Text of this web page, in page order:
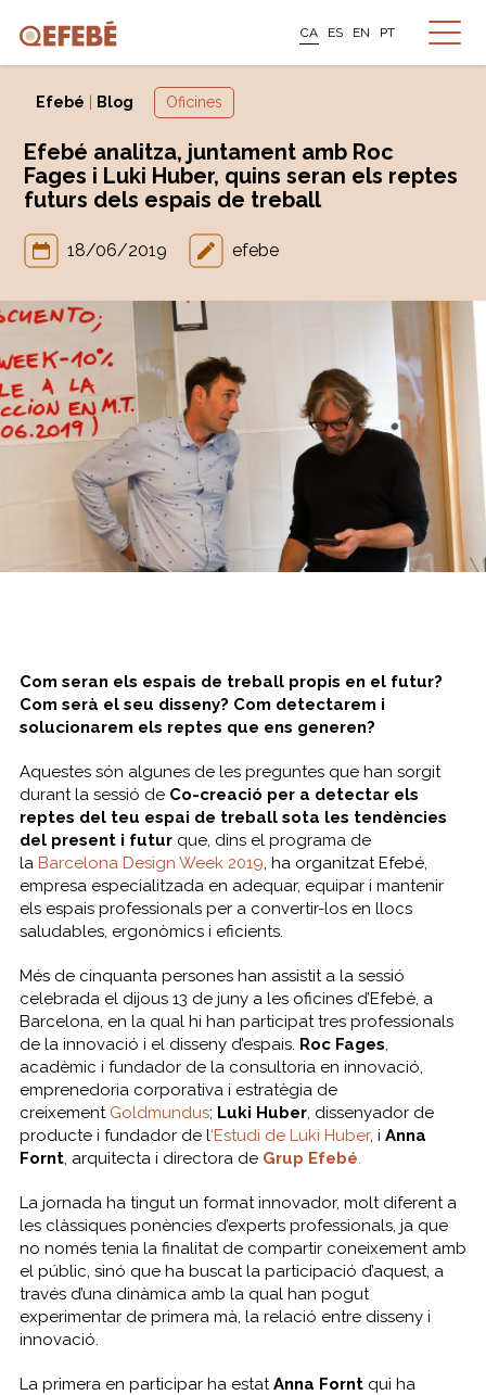
CA ES EN PT
Efebé Blog Oficines
Efebé analitza, juntament amb Roc
Fages i Luki Huber, quins seran els reptes
futurs dels espais de treball
18/06/2019 efebe
Com seran els espais de treball propis en el futur?
Com serà el seu disseny? Com detectarem i
solucionarem els reptes que ens generen?
Aquestes són algunes de les preguntes que han sorgit
durant la sessió de Co-creació per a detectar els
reptes del teu espai de treball sota les tendències
del present i futur que, dins el programa de
la Barcelona Design Week 2019, ha organitzat Efebé,
empresa especialitzada en adequar, equipar i mantenir
els espais professionals per a convertir-los en llocs
saludables, ergonòmics i eficients.
Més de cinquanta persones han assistit a la sessió
celebrada el dijous 13 de juny a les oficines d’Efebé, a
Barcelona, en la qual hi han participat tres professionals
de la innovació i el disseny d’espais. Roc Fages,
acadèmic i fundador de la consultoria en innovació,
emprenedoria corporativa i estratègia de
creixement Goldmundus; Luki Huber, dissenyador de
producte i fundador de l‘Estudi de Luki Huber, i Anna
Fornt, arquitecta i directora de Grup Efebé.
La jornada ha tingut un format innovador, molt diferent a
les clàssiques ponències d’experts professionals, ja que
no només tenia la finalitat de compartir coneixement amb
el públic, sinó que ha buscat la participació d’aquest, a
través d’una dinàmica amb la qual han pogut
experimentar de primera mà, la relació entre disseny i
innovació.
La primera en participar ha estatAnna Forntqui ha